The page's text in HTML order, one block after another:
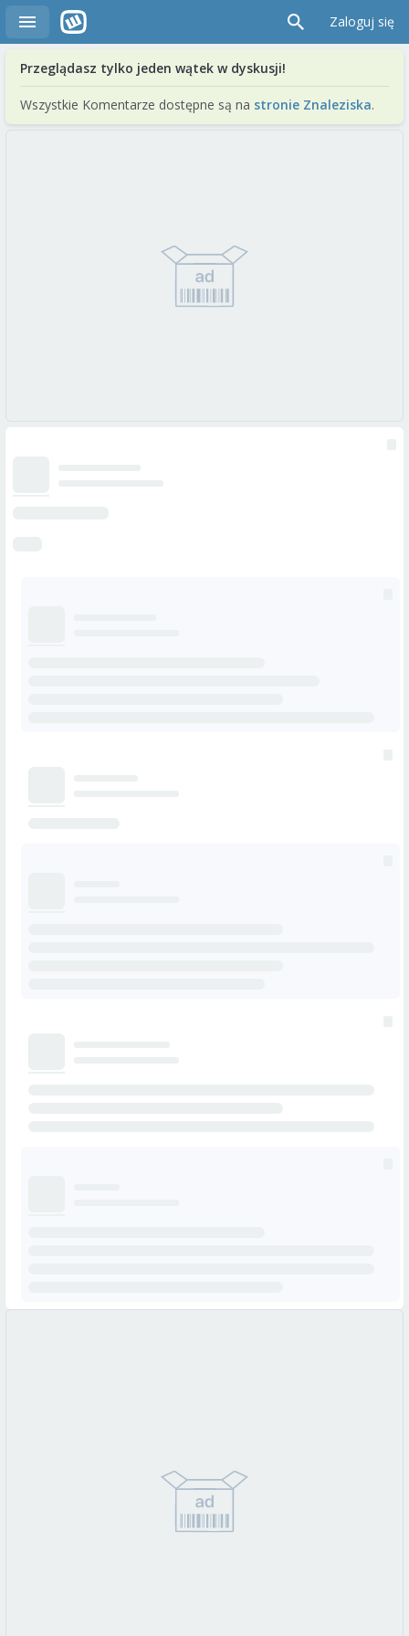
Zaloguj się
Przeglądasz tylko jeden wątek w dyskusji!
Wszystkie Komentarze dostępne są na stronie Znaleziska.